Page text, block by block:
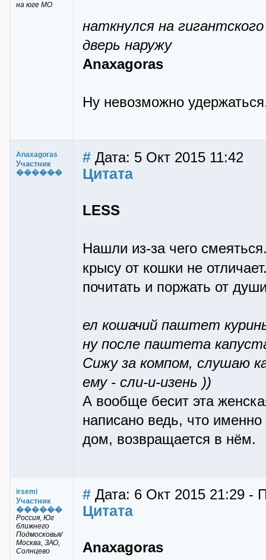
на юге МО
наткнулся на
дверь наружу
Anaxagoras
Ну невозможно
Anaxagoras
Участник
������
# Дата: 5 Окт 2015 11:42
Цитата
LESS
Нашли из-за чего
крысу от кошки не
почитать и поржать от
ел кошачий паштет
ну после паштета
Сижу за компом, слушаю
ему - сли-и-изень ))
А вообще бесит эта
написано ведь, что
дом, возвращается в нём.
irsemi
Участник
������
Россия, Юг
ближнего
Подмосковья/
Москва, ЗАО,
Солнцево
# Дата: 6 Окт 2015 21:29 -
Цитата
Anaxagoras